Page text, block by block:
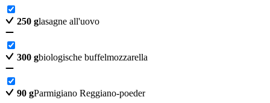
250 glasagne all'uovo
300 gbiologische buffelmozzarella
90 gParmigiano Reggiano-poeder